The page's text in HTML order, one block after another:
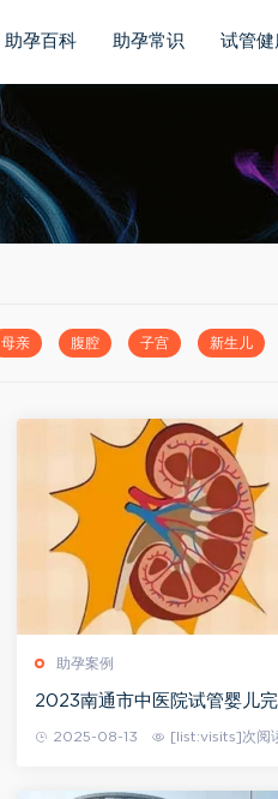
助孕百科 助孕常识 试管健
母亲 腹腔 子宫 新生儿
助孕案例
2023南通市中医院试管婴儿完
2025-08-13 [list:visits]次阅